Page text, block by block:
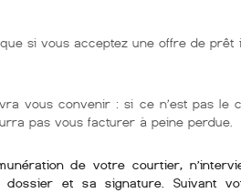
si vous acceptez une offre de prêt
vous convenir : si ce n’est pas le
pas vous facturer à peine perdue.
de votre courtier,
dossier et sa signature. Suivant